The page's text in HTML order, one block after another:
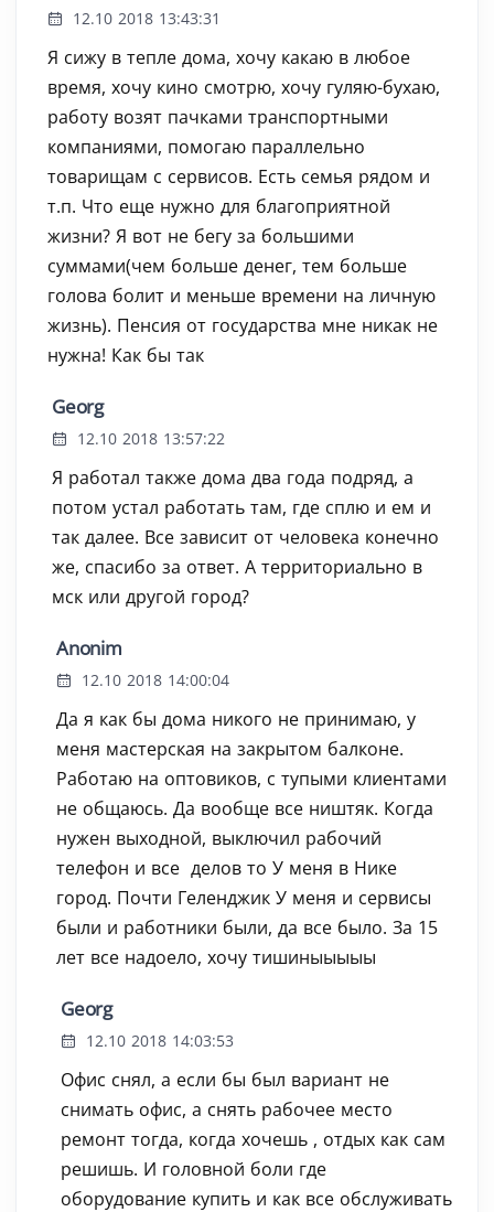
12.10 2018 13:43:31
Я сижу в тепле дома, хочу какаю в любое
время, хочу кино смотрю, хочу гуляю-бухаю,
работу возят пачками транспортными
компаниями, помогаю параллельно
товарищам с сервисов. Есть семья рядом и
т.п. Что еще нужно для благоприятной
жизни? Я вот не бегу за большими
суммами(чем больше денег, тем больше
голова болит и меньше времени на личную
жизнь). Пенсия от государства мне никак не
нужна! Как бы так
Georg
12.10 2018 13:57:22
Я работал также дома два года подряд, а
потом устал работать там, где сплю и ем и
так далее. Все зависит от человека конечно
же, спасибо за ответ. А территориально в
мск или другой город?
Anonim
12.10 2018 14:00:04
Да я как бы дома никого не принимаю, у
меня мастерская на закрытом балконе.
Работаю на оптовиков, с тупыми клиентами
не общаюсь. Да вообще все ништяк. Когда
нужен выходной, выключил рабочий
телефон и все ‍ делов то У меня в Нике
город. Почти Геленджик У меня и сервисы
были и работники были, да все было. За 15
лет все надоело, хочу тишиныыыыы
Georg
12.10 2018 14:03:53
Офис снял, а если бы был вариант не
снимать офис, а снять рабочее место
ремонт тогда, когда хочешь , отдых как сам
решишь. И головной боли где
оборудование купить и как все обслуживать